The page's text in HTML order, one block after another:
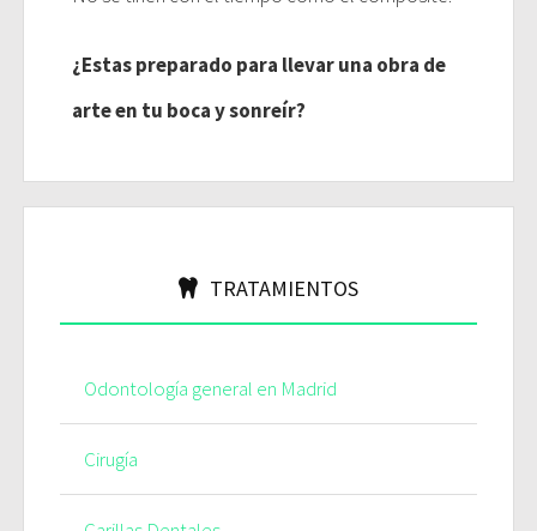
¿Estas preparado para llevar una obra de
arte en tu boca y sonreír?
TRATAMIENTOS
Odontología general en Madrid
Cirugía